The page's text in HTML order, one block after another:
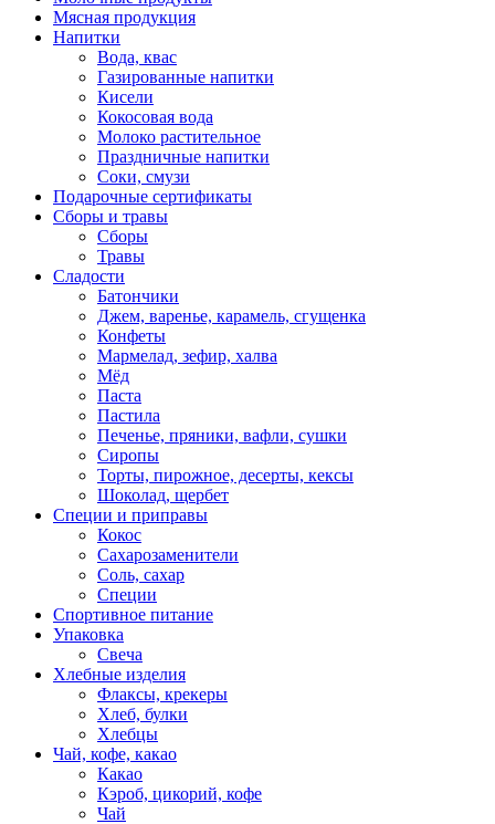
Мясная продукция
Напитки
Вода, квас
Газированные напитки
Кисели
Кокосовая вода
Молоко растительное
Праздничные напитки
Соки, смузи
Подарочные сертификаты
Сборы и травы
Сборы
Травы
Сладости
Батончики
Джем, варенье, карамель, сгущенка
Конфеты
Мармелад, зефир, халва
Мёд
Паста
Пастила
Печенье, пряники, вафли, сушки
Сиропы
Торты, пирожное, десерты, кексы
Шоколад, щербет
Специи и приправы
Кокос
Сахарозаменители
Соль, сахар
Специи
Спортивное питание
Упаковка
Свеча
Хлебные изделия
Флаксы, крекеры
Хлеб, булки
Хлебцы
Чай, кофе, какао
Какао
Кэроб, цикорий, кофе
Чай